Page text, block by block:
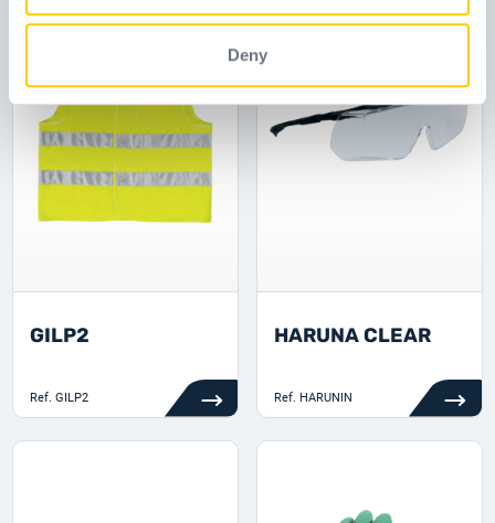
Deny
GILP2
Ref. GILP2
HARUNA CLEAR
Ref. HARUNIN